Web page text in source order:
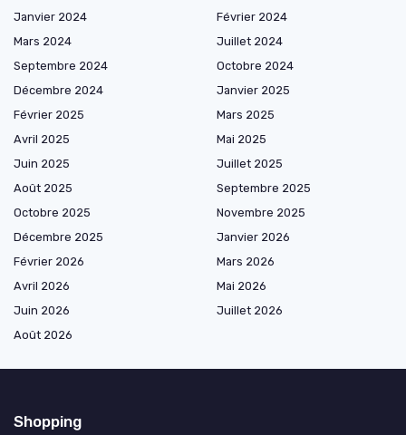
Janvier 2024
Février 2024
Mars 2024
Juillet 2024
Septembre 2024
Octobre 2024
Décembre 2024
Janvier 2025
Février 2025
Mars 2025
Avril 2025
Mai 2025
Juin 2025
Juillet 2025
Août 2025
Septembre 2025
Octobre 2025
Novembre 2025
Décembre 2025
Janvier 2026
Février 2026
Mars 2026
Avril 2026
Mai 2026
Juin 2026
Juillet 2026
Août 2026
Shopping